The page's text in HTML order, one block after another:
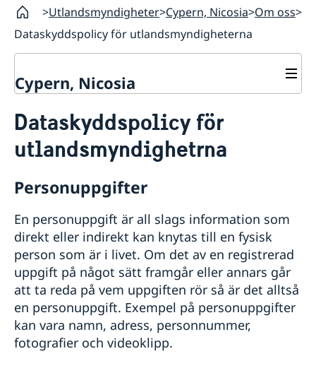
Utlandsmyndigheter Cypern, Nicosia Om oss
Dataskyddspolicy för utlandsmyndigheterna
Cypern, Nicosia
Om oss
Dataskyddspolicy för utlandsmyndigheterna
Praktik på Sveriges ambassad i Nicosia
Myndighetschef Martin Hagström
Så stöttar vi svenska företag
Vi är en resurs för svenska företag
Team Sweden
Så kan du få stöd
Svenska företag i Cypern
Anmäl handelshinder
Aktuellt
Dataskyddspolicy för
utlandsmyndighetrna
Personuppgifter
En personuppgift är all slags information som
direkt eller indirekt kan knytas till en fysisk
person som är i livet. Om det av en registrerad
uppgift på något sätt framgår eller annars går
att ta reda på vem uppgiften rör så är det alltså
en personuppgift. Exempel på personuppgifter
kan vara namn, adress, personnummer,
fotografier och videoklipp.